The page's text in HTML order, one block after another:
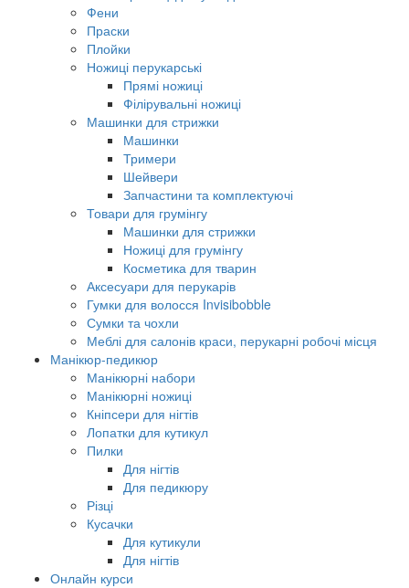
Фени
Праски
Плойки
Ножиці перукарські
Прямі ножиці
Філірувальні ножиці
Машинки для стрижки
Машинки
Тримери
Шейвери
Запчастини та комплектуючі
Товари для грумінгу
Машинки для стрижки
Ножиці для грумінгу
Косметика для тварин
Аксесуари для перукарів
Гумки для волосся Invisibobble
Сумки та чохли
Меблі для салонів краси, перукарні робочі місця
Манікюр-педикюр
Манікюрні набори
Манікюрні ножиці
Кніпсери для нігтів
Лопатки для кутикул
Пилки
Для нігтів
Для педикюру
Різці
Кусачки
Для кутикули
Для нігтів
Онлайн курси